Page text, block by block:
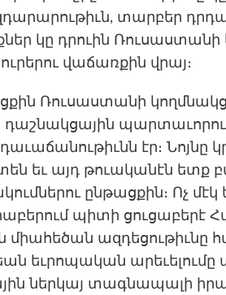
տար­բեր
կը դրուին Ռու­սաստա­նի
վաճառքին վրայ։
Ռու­սաստա­նի
էր։ Նոյ­նը
եւ այդ թուա­կա­նէն ետք
ընթացքին։ Ոչ մէկ
պի­­տի ցու­­ցա­­­բերէ
միահե­­ծան
եւ­­րո­­­պական արե­­ւելու­­մը
ներ­կայ տագ­նա­պալի